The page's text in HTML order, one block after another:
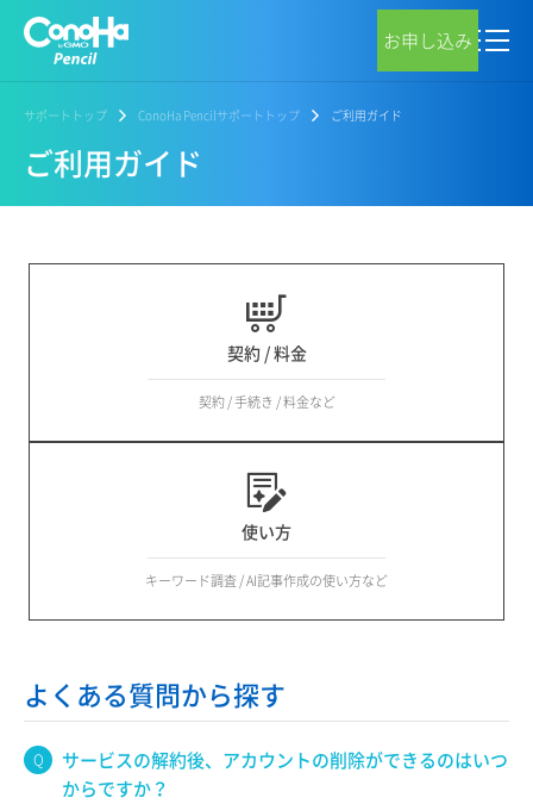
お申し込み
サポートトップ ConoHa Pencilサポートトップ ご利用ガイド
ご利用ガイド
契約 / 料金
契約 / 手続き / 料金など
使い方
キーワード調査 / AI記事作成の使い方など
よくある質問から探す
サービスの解約後、アカウントの削除ができるのはいつ
からですか？